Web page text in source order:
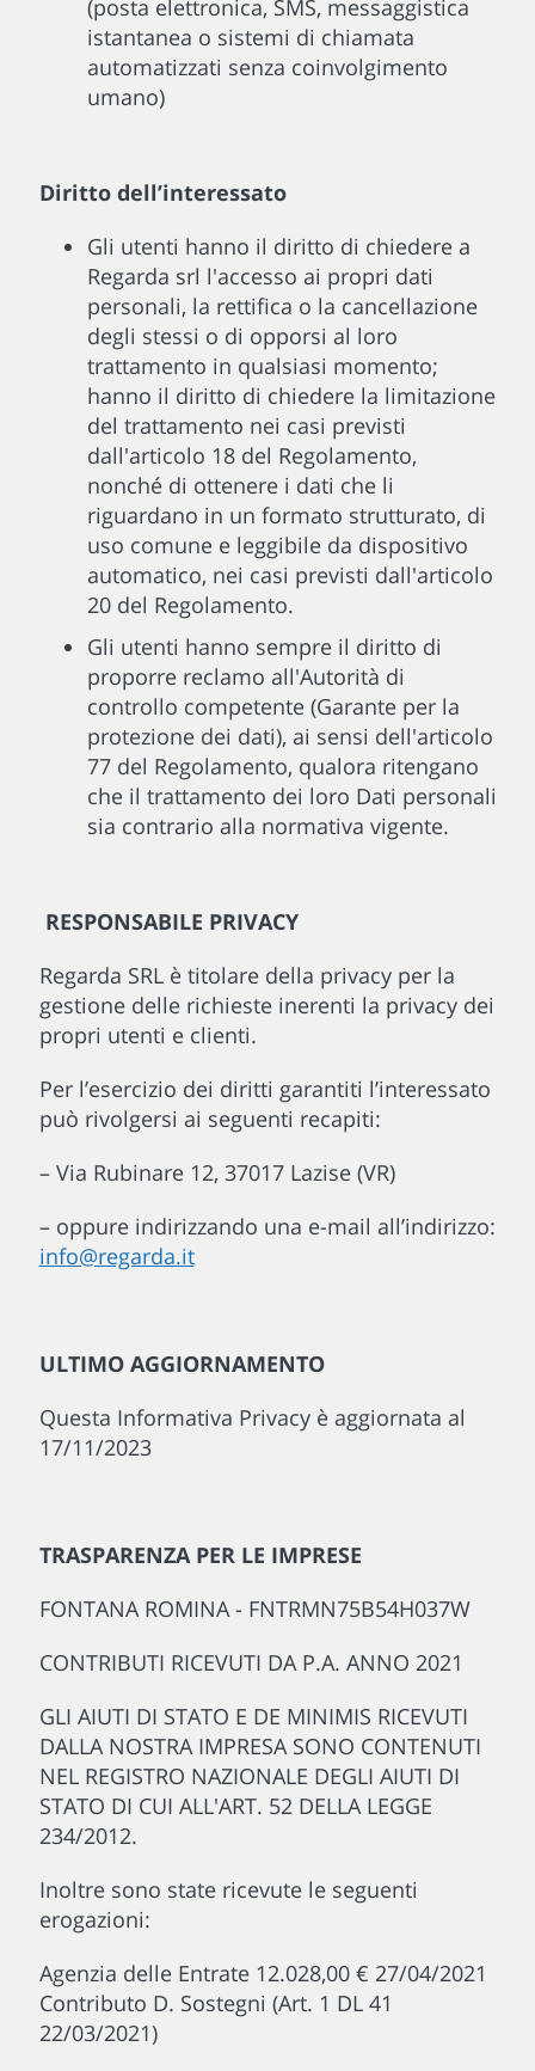
(posta elettronica, SMS, messaggistica
istantanea o sistemi di chiamata
automatizzati senza coinvolgimento
umano)
Diritto dell’interessato
Gli utenti hanno il diritto di chiedere a
Regarda srl l'accesso ai propri dati
personali, la rettifica o la cancellazione
degli stessi o di opporsi al loro
trattamento in qualsiasi momento;
hanno il diritto di chiedere la limitazione
del trattamento nei casi previsti
dall'articolo 18 del Regolamento,
nonché di ottenere i dati che li
riguardano in un formato strutturato, di
uso comune e leggibile da dispositivo
automatico, nei casi previsti dall'articolo
20 del Regolamento.
Gli utenti hanno sempre il diritto di
proporre reclamo all'Autorità di
controllo competente (Garante per la
protezione dei dati), ai sensi dell'articolo
77 del Regolamento, qualora ritengano
che il trattamento dei loro Dati personali
sia contrario alla normativa vigente.
RESPONSABILE PRIVACY
Regarda SRL è titolare della privacy per la
gestione delle richieste inerenti la privacy dei
propri utenti e clienti.
Per l’esercizio dei diritti garantiti l’interessato
può rivolgersi ai seguenti recapiti:
– Via Rubinare 12, 37017 Lazise (VR)
– oppure indirizzando una e-mail all’indirizzo:
info@regarda.it
ULTIMO AGGIORNAMENTO
Questa Informativa Privacy è aggiornata al
17/11/2023
TRASPARENZA PER LE IMPRESE
FONTANA ROMINA - FNTRMN75B54H037W
CONTRIBUTI RICEVUTI DA P.A. ANNO 2021
GLI AIUTI DI STATO E DE MINIMIS RICEVUTI
DALLA NOSTRA IMPRESA SONO CONTENUTI
NEL REGISTRO NAZIONALE DEGLI AIUTI DI
STATO DI CUI ALL'ART. 52 DELLA LEGGE
234/2012.
Inoltre sono state ricevute le seguenti
erogazioni:
Agenzia delle Entrate 12.028,00 € 27/04/2021
Contributo D. Sostegni (Art. 1 DL 41
22/03/2021)